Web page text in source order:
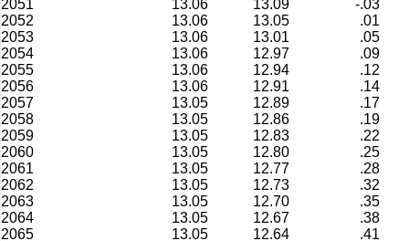
2051
13.06 13.09
-.03
2052
13.06 13.05
.01
2053
13.06 13.01
.05
2054
13.06 12.97
.09
2055
13.06 12.94
.12
2056
13.06 12.91
.14
2057
13.05 12.89
.17
2058
13.05 12.86
.19
2059
13.05 12.83
.22
2060
13.05 12.80
.25
2061
13.05 12.77
.28
2062
13.05 12.73
.32
2063
13.05 12.70
.35
2064
13.05 12.67
.38
2065
13.05 12.64
.41